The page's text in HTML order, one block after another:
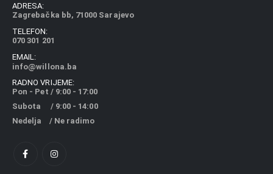
ADRESA:
Zagrebačka bb, 71000 Sarajevo
TELEFON:
070 301 201
EMAIL:
info@willona.ba
RADNO VRIJEME:
Pon - Pet / 9:00 - 17:00
Subota / 9:00 - 14:00
Nedelja / Ne radimo